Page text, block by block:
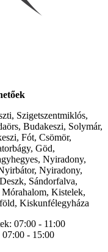
Szigetszentmiklós,
Budakeszi, Solymár,
Fót, Csömör,
Göd,
Nyiradony,
Nyiradony,
Sándorfalva,
Kistelek,
Kiskunfélegyháza
07:00 - 11:00
- 15:00